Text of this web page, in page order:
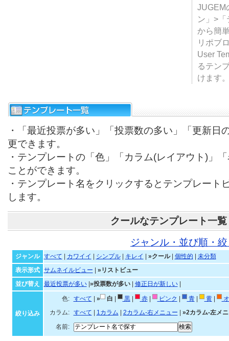
JUGEM
ン」>
から簡
リポブ
User
るテン
けます
・「最近投票が多い」「投票数の多い」「更新日
更できます。
・テンプレートの「色」「カラム(レイアウト)」
ことができます。
・テンプレート名をクリックするとテンプレート
します。
クールなテンプレート一覧
ジャンル・並び順・
ジャンル すべて カワイイ シンプル| キレイ »クール| 個性的
未分類
表示形式
サムネイルビュー
»リストビュー
並び替え
最近投票が多い| »投票数が多い| 修正日が新しい|
絞り込み
色: すべて » 白 黒| 赤| ピンク 青| 黄|
カラム:
すべて 1カラム 2カラム-右メニュー
»2カラム-左メ
名前: